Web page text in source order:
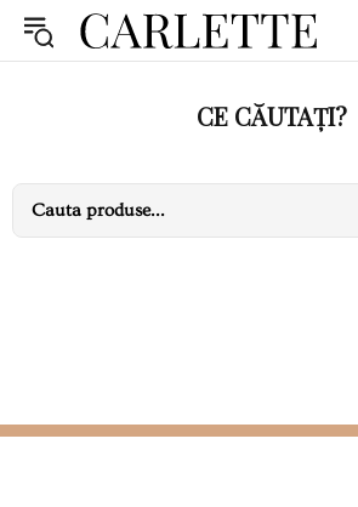
CE CĂUTAȚI?